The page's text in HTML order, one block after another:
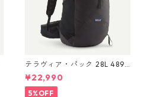
テラヴィア・パック 28L 48911
Black
¥22,990
5%OFF